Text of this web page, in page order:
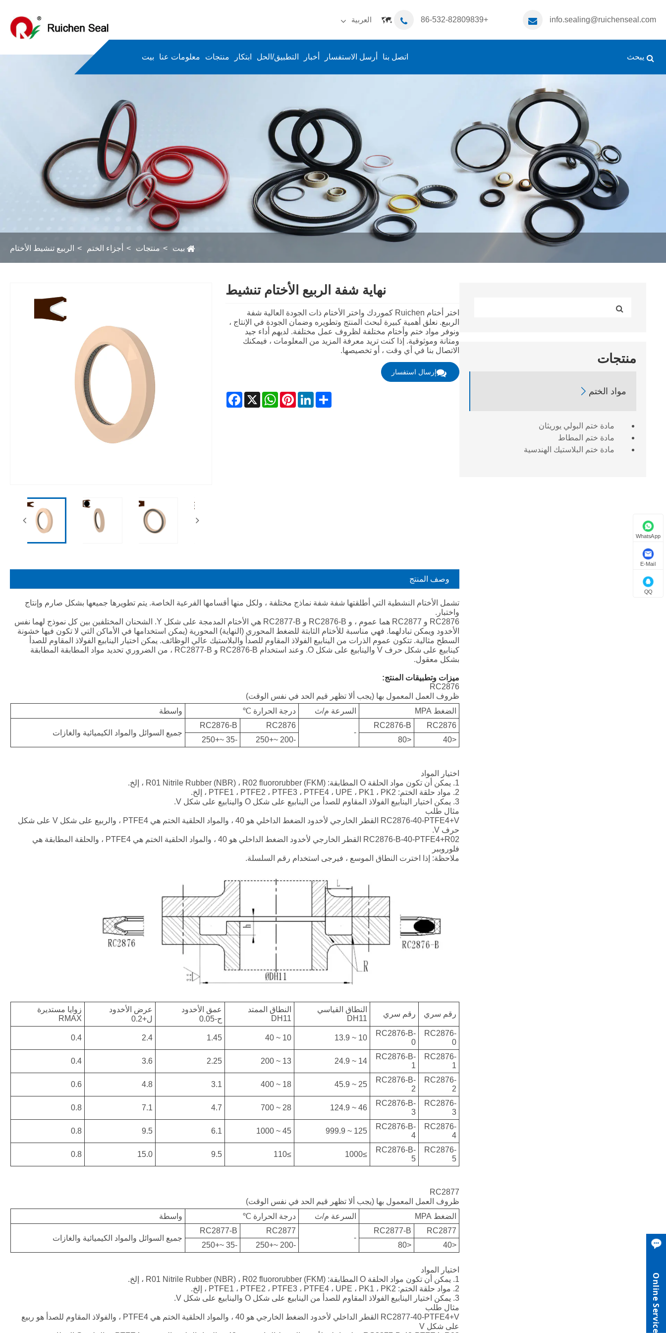
+86-532-82809839 info.sealing@ruichenseal.com العربية
English
Español
Français
日本語
Deutsch
tiếng Việt
Italiano
Polski
한국어
Svenska
Norsk‎
تمل
český
український
Javanese
తెలుగు
български
ລາວ
Latine
Қазақша
Euskal
Azərbaycan
Slovenský jazyk
Македонски
Lietuvos
Eesti Keel
Română
Slovenski
मराठी
يبحث بيت معلومات عنا منتجات ابتكار التطبيق/الحل أخبار أرسل الاستفسار اتصل بنا
بيت منتجات أجزاء الختم الربيع تنشيط الأختام
منتجات
مواد الختم 
مادة ختم البولي يوريثان
مادة ختم المطاط
مادة ختم البلاستيك الهندسية
نهاية شفة الربيع الأختام تنشيط
اختر أختام Ruichen كموردك واختر الأختام ذات الجودة العالية شفة
الربيع. نعلق أهمية كبيرة لبحث المنتج وتطويره وضمان الجودة في الإنتاج ،
ونوفر مواد ختم وأختام مختلفة لظروف عمل مختلفة. لديهم أداء جيد
ومتانة وموثوقية. إذا كنت تريد معرفة المزيد من المعلومات ، فيمكنك
الاتصال بنا في أي وقت ، أو تخصيصها.
إرسال استفسار
Facebook X
WhatsAppPinterestLinkedInShare
وصف المنتج
تشمل الأختام النشطية التي أطلقتها شفة شفة نماذج مختلفة ، ولكل منها أقسامها الفرعية الخاصة. يتم تطويرها جميعها بشكل صارم وإنتاج
واختبار.
RC2876 و RC2877 هما عموم ، و RC2876-B و RC2877-B هي الأختام المدمجة على شكل Y. الشحنان المختلفين بين كل نموذج لهما نفس
الأخدود ويمكن تبادلهما. فهي مناسبة للأختام الثابتة للضغط المحوري (النهاية) المحورية (يمكن استخدامها في الأماكن التي لا تكون فيها خشونة
السطح مثالية. تتكون عموم الذرات من الينابيع الفولاذ المقاوم للصدأ والبلاستيك عالي الوظائف. يمكن اختيار الينابيع الفولاذ المقاوم للصدأ
كينابيع على شكل حرف V والينابيع على شكل O. وعند استخدام RC2876-B و RC2877-B ، من الضروري تحديد مواد المطابقة المطابقة
بشكل معقول.
ميزات وتطبيقات المنتج:
RC2876
ظروف العمل المعمول بها (يجب ألا تظهر قيم الحد في نفس الوقت)
الضغط MPA
السرعة م/ث درجة الحرارة ℃
واسطة
RC2876
RC2876-B
-
RC2876
RC2876-B
جميع السوائل والمواد الكيميائية والغازات
<40
<80
-200 ~+250
-35 ~+250
اختيار المواد
1. يمكن أن تكون مواد الحلقة O المطابقة: R01 Nitrile Rubber (NBR) ، R02 fluororubber (FKM) ، إلخ.
2. مواد حلقة الختم: PTFE1 ، PTFE2 ، PTFE3 ، PTFE4 ، UPE ، PK1 ، PK2 ، إلخ.
3. يمكن اختيار الينابيع الفولاذ المقاوم للصدأ من الينابيع على شكل O والينابيع على شكل V.
مثال طلب
RC2876-40-PTFE4+V القطر الخارجي لأخدود الضغط الداخلي هو 40 ، والمواد الحلقية الختم هي PTFE4 ، والربيع على شكل V على شكل
حرف V.
RC2876-B-40-PTFE4+R02 القطر الخارجي لأخدود الضغط الداخلي هو 40 ، والمواد الحلقية الختم هي PTFE4 ، والحلقة المطابقة هي
فلوروببر
ملاحظة: إذا اخترت النطاق الموسع ، فيرجى استخدام رقم السلسلة.
رقم سري رقم سري
النطاق القياسي
DH11
النطاق الممتد
DH11
عمق الأخدود
ح-0.05
عرض الأخدود
ل+0.2
زوايا مستديرة
RMAX
RC2876-
0
RC2876-B-
0
10 ~ 13.9
10 ~ 40
1.45
2.4
0.4
RC2876-
1
RC2876-B-
1
14 ~ 24.9
13 ~ 200
2.25
3.6
0.4
RC2876-
2
RC2876-B-
2
25 ~ 45.9
18 ~ 400
3.1
4.8
0.6
RC2876-
3
RC2876-B-
3
46 ~ 124.9
28 ~ 700
4.7
7.1
0.8
RC2876-
4
RC2876-B-
4
125 ~ 999.9
45 ~ 1000
6.1
9.5
0.8
RC2876-
5
RC2876-B-
5
≥1000
≥110
9.5
15.0
0.8
RC2877
ظروف العمل المعمول بها (يجب ألا تظهر قيم الحد في نفس الوقت)
الضغط MPA
السرعة م/ث درجة الحرارة ℃
واسطة
RC2877
RC2877-B
-
RC2877
RC2877-B
جميع السوائل والمواد الكيميائية والغازات
<40
<80
-200 ~+250
-35 ~+250
اختيار المواد
1. يمكن أن تكون مواد الحلقة O المطابقة: R01 Nitrile Rubber (NBR) ، R02 fluororubber (FKM) ، إلخ.
2. مواد حلقة الختم: PTFE1 ، PTFE2 ، PTFE3 ، PTFE4 ، UPE ، PK1 ، PK2 ، إلخ.
3. يمكن اختيار الينابيع الفولاذ المقاوم للصدأ من الينابيع على شكل O والينابيع على شكل V.
مثال طلب
RC2877-40-PTFE4+V القطر الداخلي لأخدود الضغط الخارجي هو 40 ، والمواد الحلقية الختم هي PTFE4 ، والفولاذ المقاوم للصدأ هو ربيع
على شكل V
WhatsApp
E-Mail
QQ
Online Service